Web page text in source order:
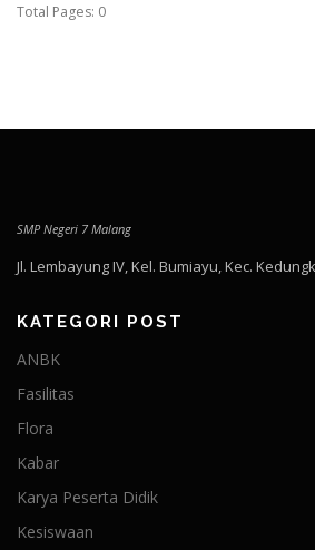
Total Pages: 0
SMP Negeri 7 Malang
Jl. Lembayung IV, Kel. Bumiayu, Kec.
KATEGORI POST
ANBK
Fasilitas
Flora
Kabar
Karya Peserta Didik
Kesiswaan